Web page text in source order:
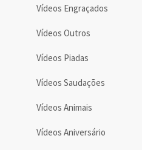
Vídeos Engraçados
Vídeos Outros
Vídeos Piadas
Vídeos Saudações
Vídeos Animais
Vídeos Aniversário